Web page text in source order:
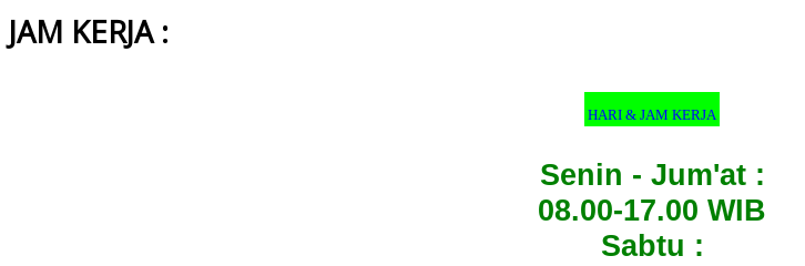
JAM KERJA :
HARI & JAM KERJA
Senin - Jum'at :
08.00-17.00 WIB
Sabtu :